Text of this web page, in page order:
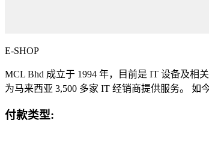
E-SHOP
MCL Bhd 成立于 1994 年，目前是 IT 设备及相
为马来西亚 3,500 多家 IT 经销商提供服务。 如
付款类型: